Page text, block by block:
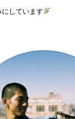
しています